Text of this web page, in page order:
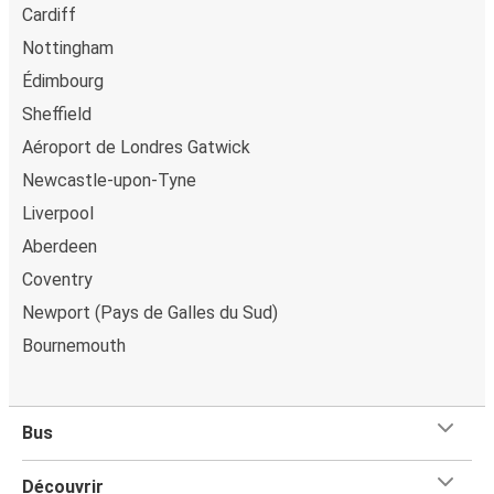
sécurisés s’offrent à vous. Vous pouvez régler votre billet
par carte bancaire, PayPal, Google Pay ou encore Apple
Pay. Le paiement en espèces est aussi possible dans les
points de vente de FlixBus ou lorsque vous achetez votre
Cardiff
Nottingham
Édimbourg
Sheffield
Aéroport de Londres Gatwick
Newcastle-upon-Tyne
Liverpool
Aberdeen
Coventry
Newport (Pays de Galles du Sud)
Bournemouth
Bus
Découvrir